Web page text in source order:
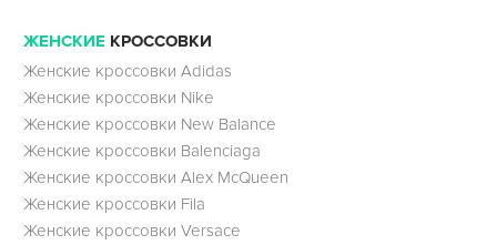
ЖЕНСКИЕ КРОССОВКИ
Женские кроссовки Adidas
Женские кроссовки Nike
Женские кроссовки New Balance
Женские кроссовки Balenciaga
Женские кроссовки Alex McQueen
Женские кроссовки Fila
Женские кроссовки Versace